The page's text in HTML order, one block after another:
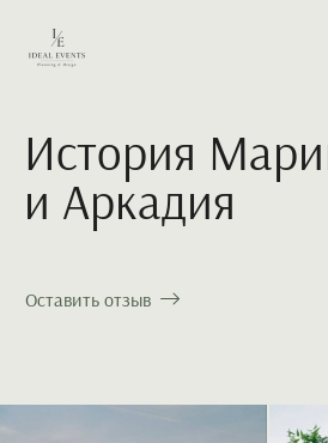
История
и Аркадия
Оставить отзыв